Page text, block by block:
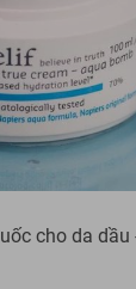
cho da